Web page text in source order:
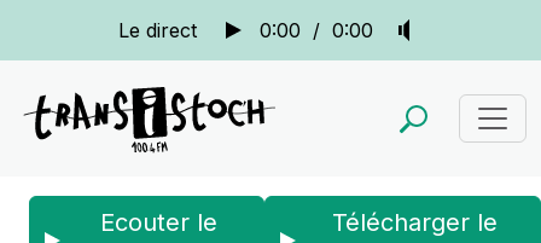
Le direct 0:00 / 0:00
Ecouter le
Télécharger le